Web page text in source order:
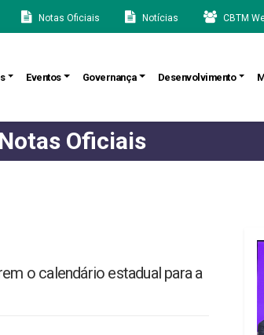
Notas Oficiais Notícias CBTM
Eventos Governança Desenvolvimento
Notas Oficiais
o calendário estadual para a